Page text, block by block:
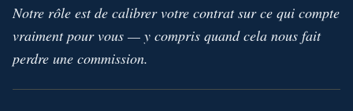
Notre rôle est de calibrer votre contrat sur ce qui compte
vraiment pour vous — y compris quand cela nous fait
perdre une commission.